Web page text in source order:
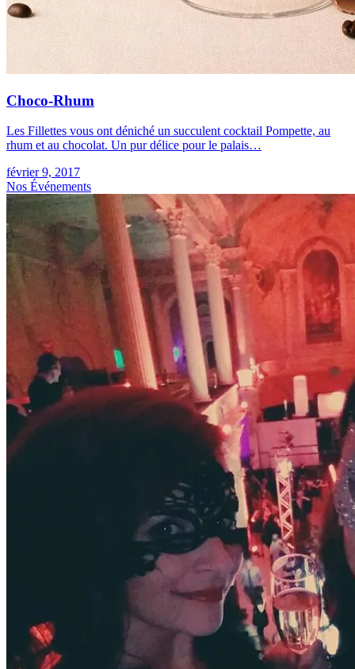
Choco-Rhum
Les Fillettes vous ont déniché un succulent cocktail Pompette, au
rhum et au chocolat. Un pur délice pour le palais…
février 9, 2017
Nos Événements